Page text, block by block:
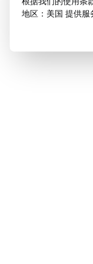
地区：美国 提供服